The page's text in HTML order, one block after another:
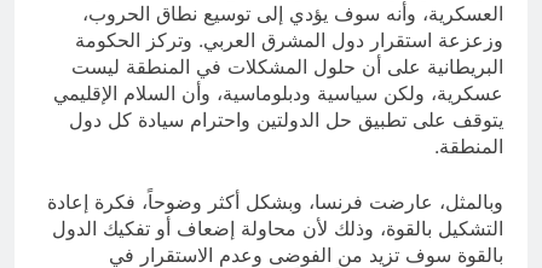
العسكرية، وأنه سوف يؤدي إلى توسيع نطاق الحروب،
وزعزعة استقرار دول المشرق العربي. وتركز الحكومة
البريطانية على أن حلول المشكلات في المنطقة ليست
عسكرية، ولكن سياسية ودبلوماسية، وأن السلام الإقليمي
يتوقف على تطبيق حل الدولتين واحترام سيادة كل دول
المنطقة.
وبالمثل، عارضت فرنسا، وبشكل أكثر وضوحاً، فكرة إعادة
التشكيل بالقوة، وذلك لأن محاولة إضعاف أو تفكيك الدول
بالقوة سوف تزيد من الفوضى وعدم الاستقرار في